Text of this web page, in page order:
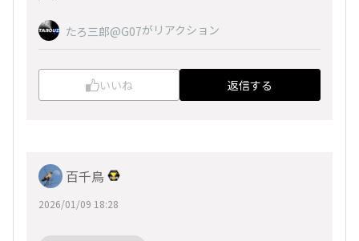
たろ三郎@G07がリアクション
いいね 返信する
百千鳥
2026/01/09 18:28